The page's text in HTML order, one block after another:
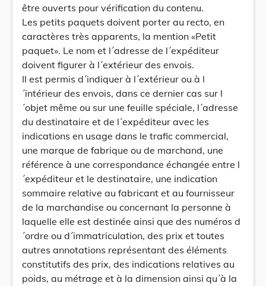
être ouverts pour vérification du contenu.
Les petits paquets doivent porter au recto, en
caractères très apparents, la mention «Petit
paquet». Le nom et l´adresse de l´expéditeur
doivent figurer à l´extérieur des envois.
Il est permis d´indiquer à l´extérieur ou à l
´intérieur des envois, dans ce dernier cas sur l
´objet même ou sur une feuille spéciale, l´adresse
du destinataire et de l´expéditeur avec les
indications en usage dans le trafic commercial,
une marque de fabrique ou de marchand, une
référence à une correspondance échangée entre l
´expéditeur et le destinataire, une indication
sommaire relative au fabricant et au fournisseur
de la marchandise ou concernant la personne à
laquelle elle est destinée ainsi que des numéros d
´ordre ou d´immatriculation, des prix et toutes
autres annotations représentant des éléments
constitutifs des prix, des indications relatives au
poids, au métrage et à la dimension ainsi qu´à la